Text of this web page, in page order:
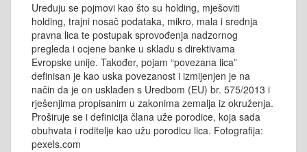
Uređuju se pojmovi kao što su holding, mješoviti
holding, trajni nosač podataka, mikro, mala i srednja
pravna lica te postupak sprovođenja nadzornog
pregleda i ocjene banke u skladu s direktivama
Evropske unije. Također, pojam “povezana lica”
definisan je kao uska povezanost i izmijenjen je na
način da je on usklađen s Uredbom (EU) br. 575/2013 i
rješenjima propisanim u zakonima zemalja iz okruženja.
Proširuje se i definicija člana uže porodice, koja sada
obuhvata i roditelje kao užu porodicu lica. Fotografija:
pexels.com